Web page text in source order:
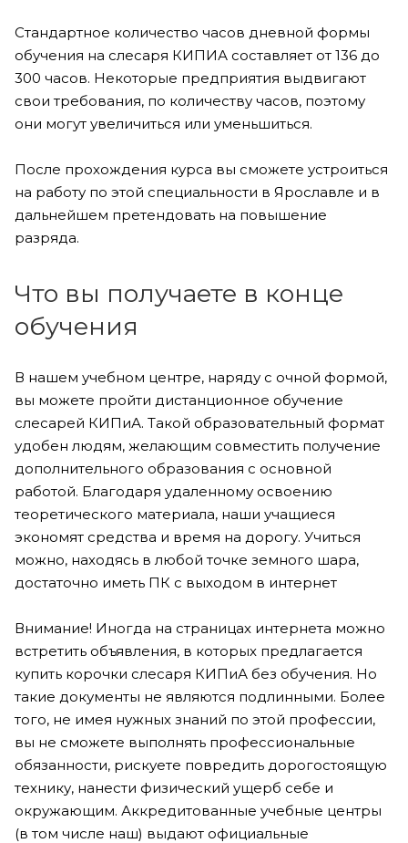
Стандартное количество часов дневной формы
обучения на слесаря КИПИА составляет от 136 до
300 часов. Некоторые предприятия выдвигают
свои требования, по количеству часов, поэтому
они могут увеличиться или уменьшиться.
После прохождения курса вы сможете устроиться
на работу по этой специальности в Ярославле и в
дальнейшем претендовать на повышение
разряда.
Что вы получаете в конце
обучения
В нашем учебном центре, наряду с очной формой,
вы можете пройти дистанционное обучение
слесарей КИПиА. Такой образовательный формат
удобен людям, желающим совместить получение
дополнительного образования с основной
работой. Благодаря удаленному освоению
теоретического материала, наши учащиеся
экономят средства и время на дорогу. Учиться
можно, находясь в любой точке земного шара,
достаточно иметь ПК с выходом в интернет
Внимание! Иногда на страницах интернета можно
встретить объявления, в которых предлагается
купить корочки слесаря КИПиА без обучения. Но
такие документы не являются подлинными. Более
того, не имея нужных знаний по этой профессии,
вы не сможете выполнять профессиональные
обязанности, рискуете повредить дорогостоящую
технику, нанести физический ущерб себе и
окружающим. Аккредитованные учебные центры
(в том числе наш) выдают официальные